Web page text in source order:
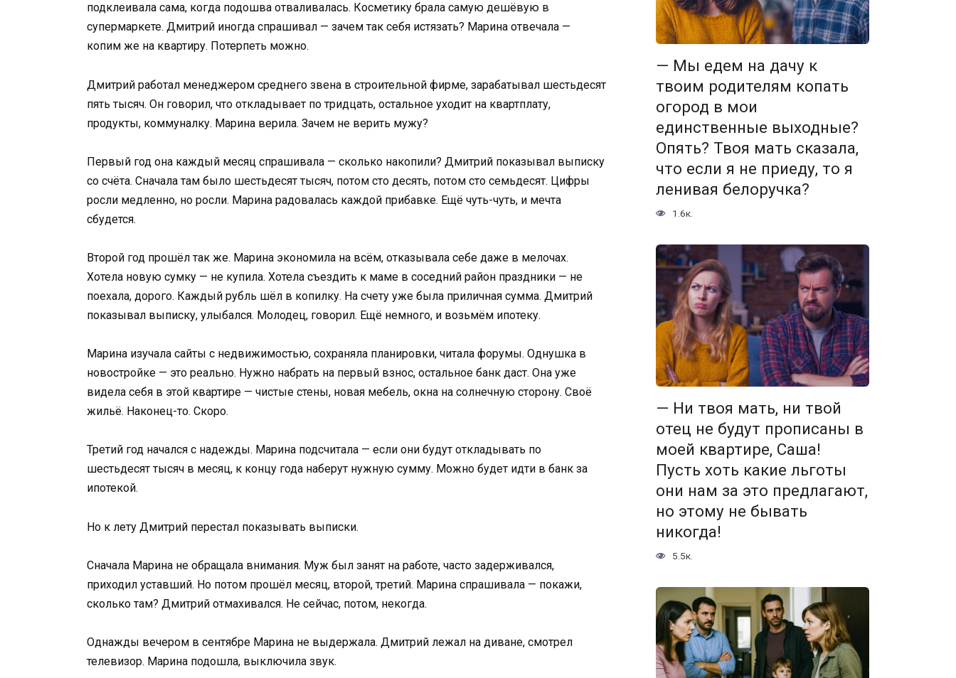
подклеивала сама, когда подошва отваливалась. Косметику брала самую дешёвую в
супермаркете. Дмитрий иногда спрашивал — зачем так себя истязать? Марина отвечала —
копим же на квартиру. Потерпеть можно.
Дмитрий работал менеджером среднего звена в строительной фирме, зарабатывал шестьдесят
пять тысяч. Он говорил, что откладывает по тридцать, остальное уходит на квартплату,
продукты, коммуналку. Марина верила. Зачем не верить мужу?
Первый год она каждый месяц спрашивала — сколько накопили? Дмитрий показывал выписку
со счёта. Сначала там было шестьдесят тысяч, потом сто десять, потом сто семьдесят. Цифры
росли медленно, но росли. Марина радовалась каждой прибавке. Ещё чуть-чуть, и мечта
сбудется.
Второй год прошёл так же. Марина экономила на всём, отказывала себе даже в мелочах.
Хотела новую сумку — не купила. Хотела съездить к маме в соседний район праздники — не
поехала, дорого. Каждый рубль шёл в копилку. На счету уже была приличная сумма. Дмитрий
показывал выписку, улыбался. Молодец, говорил. Ещё немного, и возьмём ипотеку.
Марина изучала сайты с недвижимостью, сохраняла планировки, читала форумы. Однушка в
новостройке — это реально. Нужно набрать на первый взнос, остальное банк даст. Она уже
видела себя в этой квартире — чистые стены, новая мебель, окна на солнечную сторону. Своё
жильё. Наконец-то. Скоро.
Третий год начался с надежды. Марина подсчитала — если они будут откладывать по
шестьдесят тысяч в месяц, к концу года наберут нужную сумму. Можно будет идти в банк за
ипотекой.
Но к лету Дмитрий перестал показывать выписки.
Сначала Марина не обращала внимания. Муж был занят на работе, часто задерживался,
приходил уставший. Но потом прошёл месяц, второй, третий. Марина спрашивала — покажи,
сколько там? Дмитрий отмахивался. Не сейчас, потом, некогда.
Однажды вечером в сентябре Марина не выдержала. Дмитрий лежал на диване, смотрел
телевизор. Марина подошла, выключила звук.
— Мы едем на дачу к
твоим родителям копать
огород в мои
единственные выходные?
Опять? Твоя мать сказала,
что если я не приеду, то я
ленивая белоручка?
1.6к.
— Ни твоя мать, ни твой
отец не будут прописаны в
моей квартире, Саша!
Пусть хоть какие льготы
они нам за это предлагают,
но этому не бывать
никогда!
5.5к.